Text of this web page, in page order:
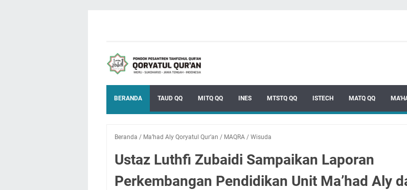
BERANDA TAUD QQ MITQ QQ INES MTSTQ QQ ISTECH MATQ QQ
Beranda / Ma’had Aly Qoryatul Qur’an / MAQRA / Wisuda
Ustaz Luthfi Zubaidi Sampaikan Laporan
Perkembangan Pendidikan Unit Ma’had Aly